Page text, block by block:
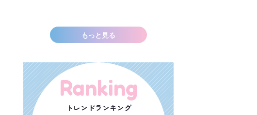
もっと見る
Ranking
トレンドランキング